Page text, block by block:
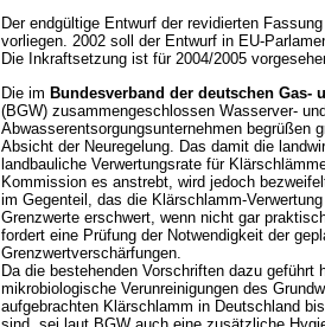
Der endgültige Entwurf der revidierten
vorliegen. 2002 soll der Entwurf in EU-
Die Inkraftsetzung ist für 2004/2005
Die im Bundesverband der deutschen Gas-
(BGW) zusammengeschlossen Wasserver-
Abwasserentsorgungsunternehmen begrüßen
Absicht der Neuregelung. Das damit die
landbauliche Verwertungsrate für
Kommission es anstrebt, wird jedoch
im Gegenteil, das die Klärschlamm-
Grenzwerte erschwert, wenn nicht gar
fordert eine Prüfung der Notwendigkeit der
Grenzwertverschärfungen.
Da die bestehenden Vorschriften dazu geführt
mikrobiologische Verunreinigungen des
aufgebrachten Klärschlamm in Deutschland